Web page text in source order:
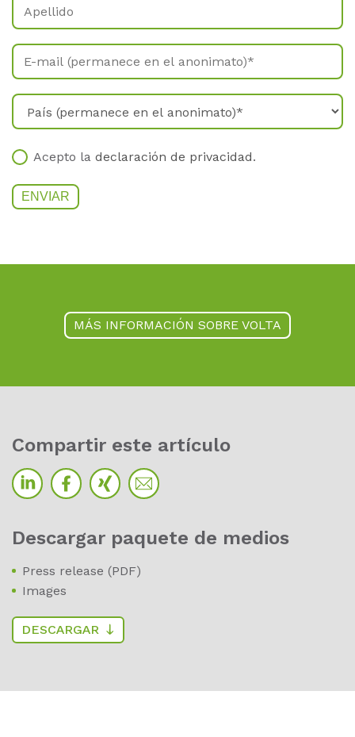
Acepto la declaración de privacidad.
MÁS INFORMACIÓN SOBRE VOLTA
Com­par­tir este ar­tí­cu­lo
Des­car­gar paque­te de me­di­os
Press release (PDF)
Images
DESCARGAR